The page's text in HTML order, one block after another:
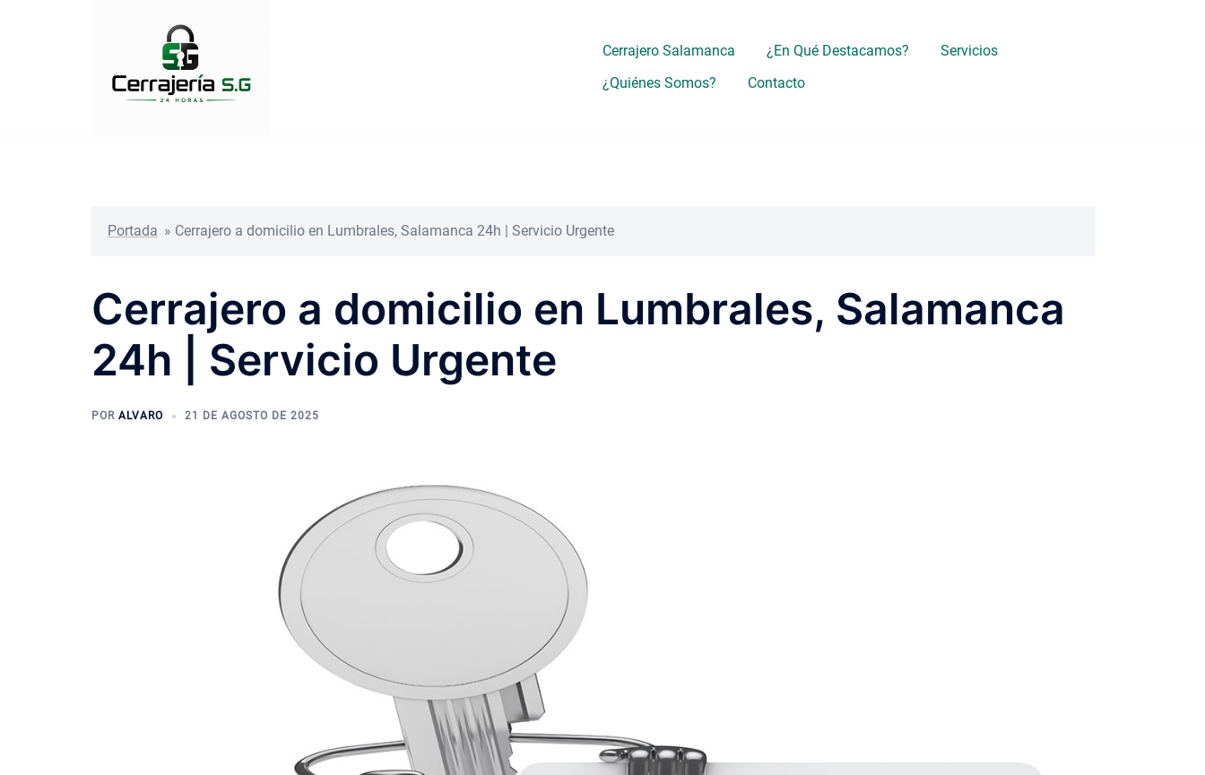
Cerrajero Salamanca ¿En Qué Destacamos?
Servicios
¿Quiénes Somos?
Contacto
Portada » Cerrajero a domicilio en Lumbrales, Salamanca 24h | Servicio Urgente
Cerrajero a domicilio en Lumbrales, Salamanca
24h | Servicio Urgente
POR ALVARO 21 DE AGOSTO DE 2025